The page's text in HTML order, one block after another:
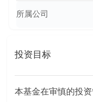
所属公司
投资目标
本基金在审慎的投